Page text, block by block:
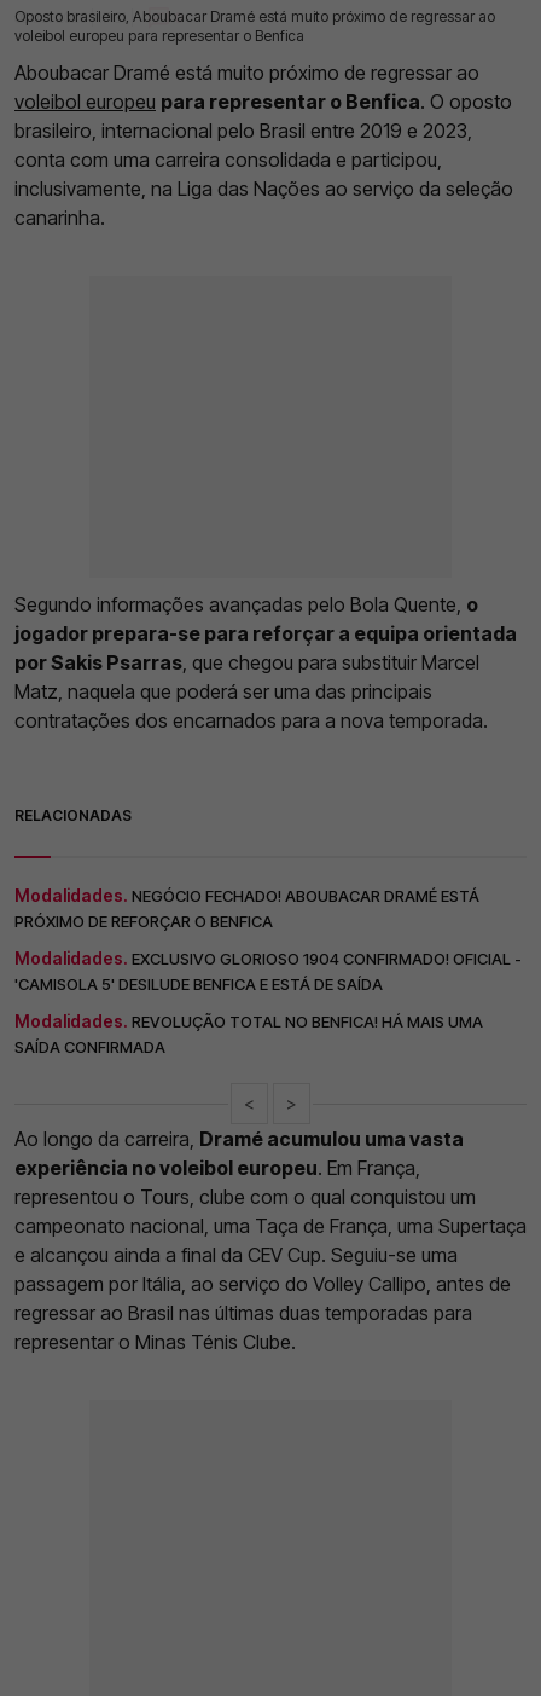
Oposto brasileiro, Aboubacar Dramé está muito próximo de regressar ao
voleibol europeu para representar o Benfica
08 Jul 2026 | 17:31 | 0
Aboubacar Dramé está muito próximo de regressar ao
voleibol europeu para representar o Benfica. O oposto
brasileiro, internacional pelo Brasil entre 2019 e 2023,
conta com uma carreira consolidada e participou,
inclusivamente, na Liga das Nações ao serviço da seleção
canarinha.
Segundo informações avançadas pelo Bola Quente, o
jogador prepara-se para reforçar a equipa orientada
por Sakis Psarras, que chegou para substituir Marcel
Matz, naquela que poderá ser uma das principais
contratações dos encarnados para a nova temporada.
RELACIONADAS
Modalidades. NEGÓCIO FECHADO! ABOUBACAR DRAMÉ ESTÁ
PRÓXIMO DE REFORÇAR O BENFICA
Modalidades. EXCLUSIVO GLORIOSO 1904 CONFIRMADO! OFICIAL -
'CAMISOLA 5' DESILUDE BENFICA E ESTÁ DE SAÍDA
Modalidades. REVOLUÇÃO TOTAL NO BENFICA! HÁ MAIS UMA
SAÍDA CONFIRMADA
< >
Ao longo da carreira, Dramé acumulou uma vasta
experiência no voleibol europeu. Em França,
representou o Tours, clube com o qual conquistou um
campeonato nacional, uma Taça de França, uma Supertaça
e alcançou ainda a final da CEV Cup. Seguiu-se uma
passagem por Itália, ao serviço do Volley Callipo, antes de
regressar ao Brasil nas últimas duas temporadas para
representar o Minas Ténis Clube.